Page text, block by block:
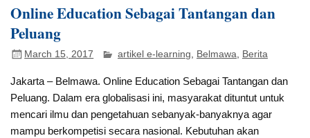
Online Education Sebagai Tantangan dan
Peluang
March 15, 2017 artikel e-learning Belmawa Berita
Jakarta – Belmawa. Online Education Sebagai Tantangan dan
Peluang. Dalam era globalisasi ini, masyarakat dituntut untuk
mencari ilmu dan pengetahuan sebanyak-banyaknya agar
mampu berkompetisi secara nasional. Kebutuhan akan